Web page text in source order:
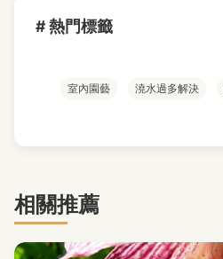
# 熱門標籤
室內園藝 澆水過多解決
相關推薦